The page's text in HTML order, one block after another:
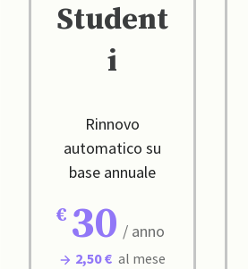
Student
i
Rinnovo
automatico su
base annuale
30 / anno
2,50 € al mese